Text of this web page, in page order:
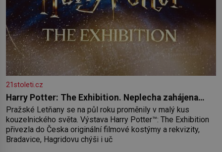
21stoleti.cz
Harry Potter: The Exhibition. Neplecha zahájena…
Pražské Letňany se na půl roku proměnily v malý kus
kouzelnického světa. Výstava Harry Potter™: The Exhibition
přivezla do Česka originální filmové kostýmy a rekvizity,
Bradavice, Hagridovu chýši i uč